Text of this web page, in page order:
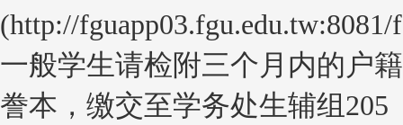
(http://
一般学生请检附三个月内的户籍
誊本，缴交至学务处生辅组205